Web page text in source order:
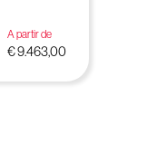
A partir de
€ 9.463,00